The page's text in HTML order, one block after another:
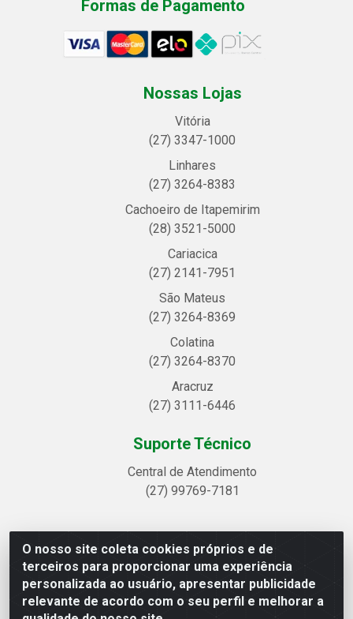
O nosso site coleta cookies próprios e de
terceiros para proporcionar uma experiência
personalizada ao usuário, apresentar publicidade
relevante de acordo com o seu perfil e melhorar a
Formas de Pagamento
Nossas Lojas
Vitória
(27) 3347-1000
Linhares
(27) 3264-8383
Cachoeiro de Itapemirim
(28) 3521-5000
Cariacica
(27) 2141-7951
São Mateus
(27) 3264-8369
Colatina
(27) 3264-8370
Aracruz
(27) 3111-6446
Suporte Técnico
Central de Atendimento
(27) 99769-7181
Linhavix Distribuidora LTDA - Avenida Alegre, 2521 -
Quadra314 Lote 05 e 07 - Shell, Linhares/ES - CEP
29.901-605 - CNPJ 20.857.514/0001-75